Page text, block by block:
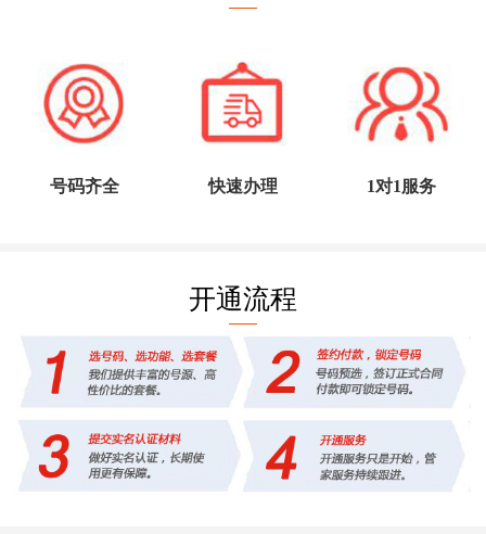
号码齐全 快速办理 1对1服务
开通流程